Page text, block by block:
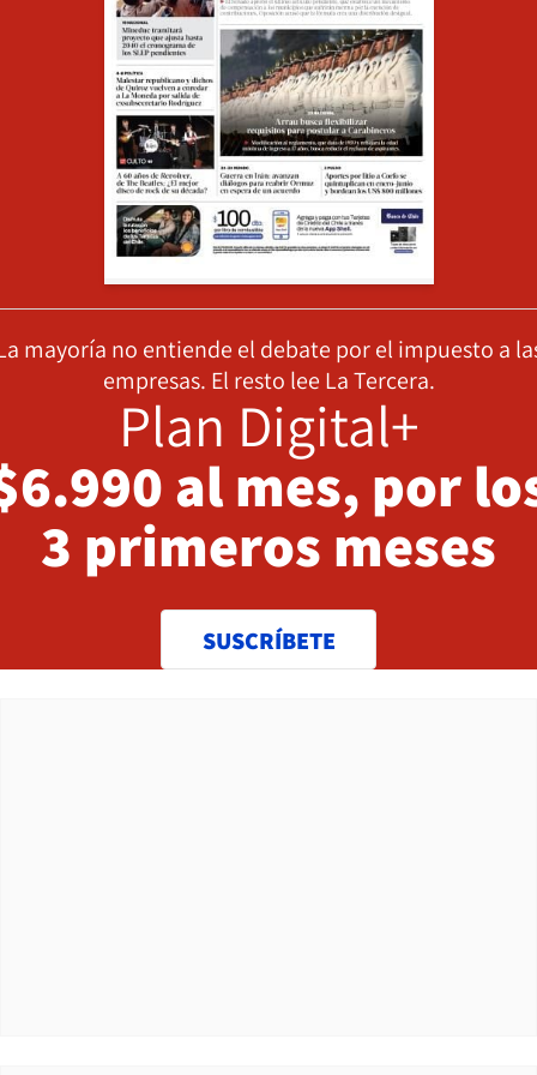
mayoría no entiende el debate por el impuesto a
empresas. El resto lee La Tercera.
Plan Digital+
al mes, por
3 primeros meses
SUSCRÍBETE